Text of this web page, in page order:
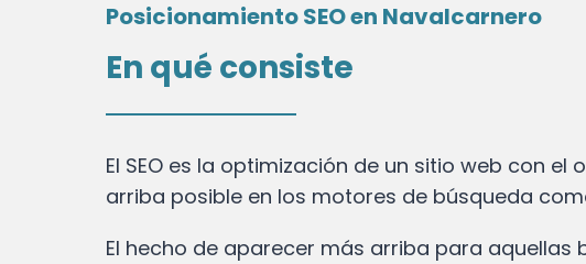
Posicionamiento SEO en Navalcarnero
En qué consiste
El SEO es la optimización de un sitio web con
arriba posible en los motores de búsqueda
El hecho de aparecer más arriba para aquellas